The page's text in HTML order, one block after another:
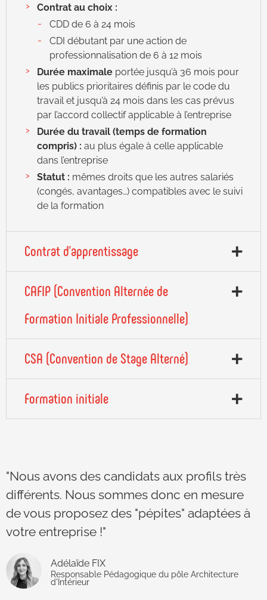
Contrat au choix :
CDD de 6 à 24 mois
CDI débutant par une action de
professionnalisation de 6 à 12 mois
Durée maximaleportée jusqu’à 36 mois pour
les publics prioritaires définis par le code du
travail et jusqu’à 24 mois dans les cas prévus
par l’accord collectif applicable à l’entreprise
Durée du travail (temps de formation
compris) : au plus égale à celle applicable
dans l’entreprise
Statut : mêmes droits que les autres salariés
(congés, avantages…) compatibles avec le suivi
de la formation
Contrat d'apprentissage
CAFIP (Convention Alternée de
Formation Initiale Professionnelle)
CSA (Convention de Stage Alterné)
Formation initiale
"Nous avons des candidats aux profils très
différents. Nous sommes donc en mesure
de vous proposez des "pépites" adaptées à
votre entreprise !"
Adélaïde FIX
Responsable Pédagogique du pôle Architecture
d'Intérieur